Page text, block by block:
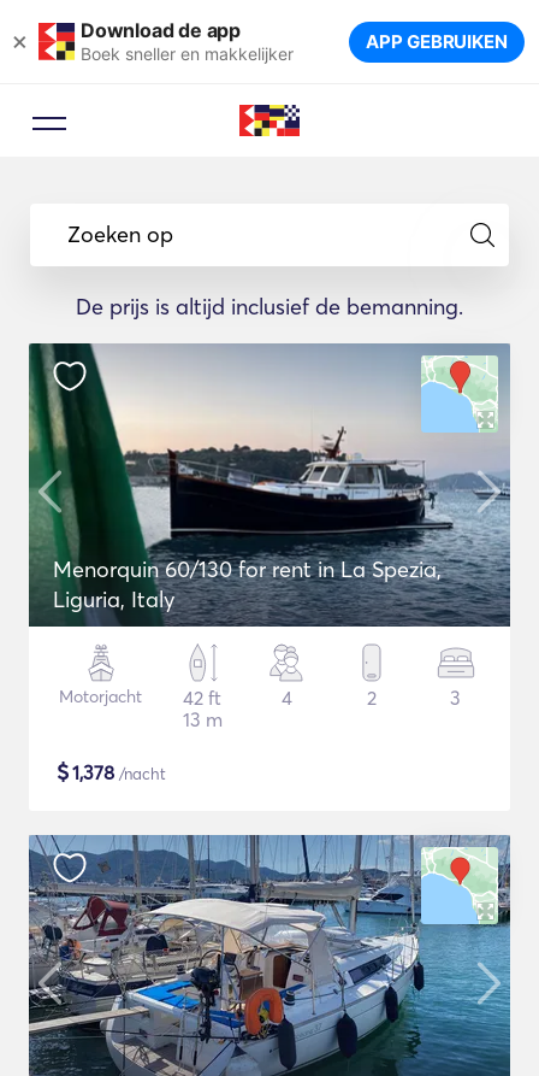
× Download de app
Boek sneller en makkelijker APP GEBRUIKEN
Zoeken op
De prijs is altijd inclusief de bemanning.
Menorquin 60/130 for rent in La Spezia,
Liguria, Italy
Motorjacht
42 ft
13 m
4 2 3
$1,378 /nacht